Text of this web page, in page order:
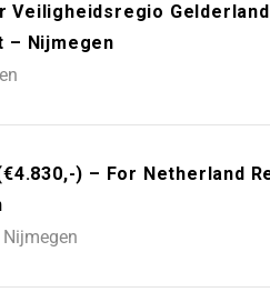
Veiligheidsregio
– Nijmegen
) – For Netherland
Nijmegen